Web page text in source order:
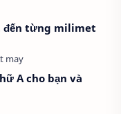
đến từng milimet
A cho bạn và